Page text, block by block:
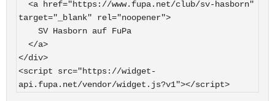
target="_blank" rel="noopener">
</div>
<script src="https://widget-
api.fupa.net/vendor/widget.js?v1"></script>